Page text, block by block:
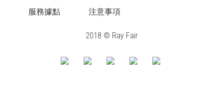
服務據點 注意事項
2018 © Ray Fair